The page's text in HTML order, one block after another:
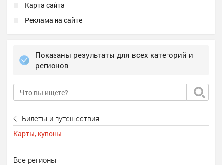
Карта сайта
Реклама на сайте
Показаны результаты для всех категорий и
регионов
Билеты и путешествия
Карты, купоны
Все регионы